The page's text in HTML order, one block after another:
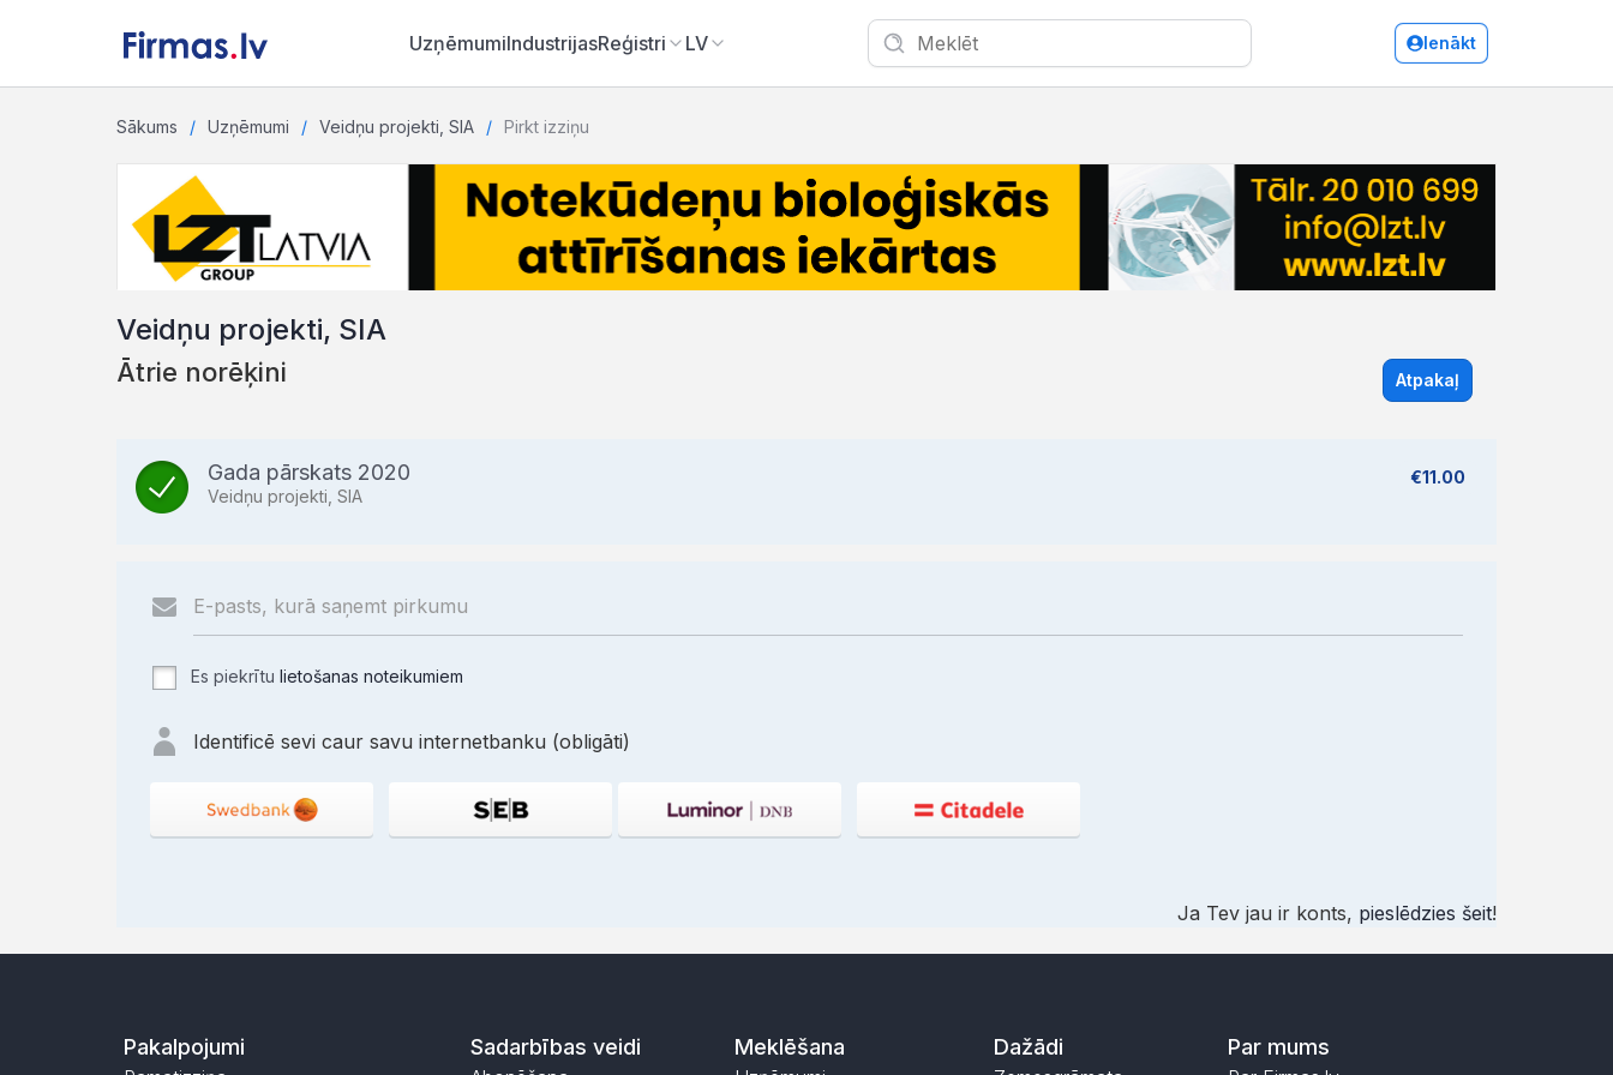
UzņēmumiIndustrijasReģistri LV Ienākt
Sākums Uzņēmumi Veidņu projekti, SIA Pirkt izziņu
Veidņu projekti, SIA
Ātrie norēķini Atpakaļ
Gada pārskats 2020
Veidņu projekti, SIA
€11.00
Es piekrītu lietošanas noteikumiem
Identificē sevi caur savu internetbanku (obligāti)
Ja Tev jau ir konts, pieslēdzies šeit!
Pakalpojumi Sadarbības veidi Meklēšana Dažādi Par mums